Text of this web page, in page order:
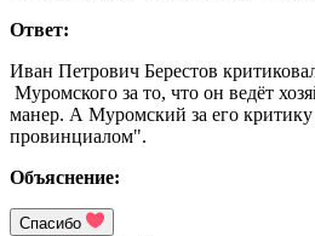
Ответ:
Иван Петрович Берестов
Муромского за то, что он ведёт
манер. А Муромский за его
провинциалом".
Объяснение:
Спасибо